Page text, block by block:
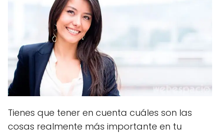
Tienes que tener en cuenta cuáles son las
cosas realmente más importante en tu